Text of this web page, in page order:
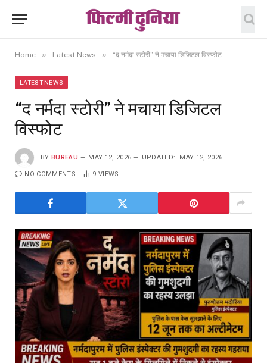
Home » Latest News » “द नर्मदा स्टोरी” ने मचाया डिजिटल विस्फोट
LATEST NEWS
“द नर्मदा स्टोरी” ने मचाया डिजिटल
विस्फोट
BY BUREAU MAY 12, 2026 UPDATED: MAY 12, 2026
NO COMMENTS 9 VIEWS